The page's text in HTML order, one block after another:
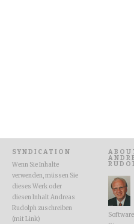
SYNDICATION
Wenn Sie Inhalte
verwenden, müssen Sie
dieses Werk oder
diesen Inhalt Andreas
Rudolph zuschreiben
(mit Link)